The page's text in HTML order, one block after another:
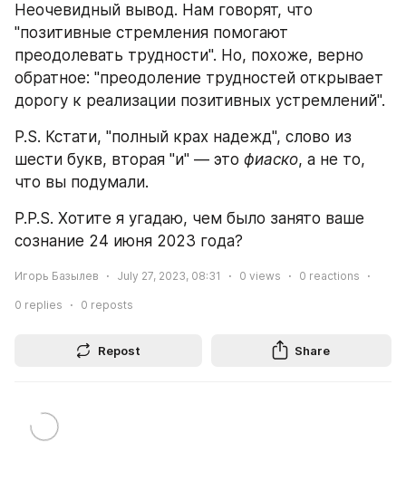
Неочевидный вывод. Нам говорят, что
"позитивные стремления помогают
преодолевать трудности". Но, похоже, верно
обратное: "преодоление трудностей открывает
дорогу к реализации позитивных устремлений".
P.S. Кстати, "полный крах надежд", слово из
шести букв, вторая "и" — это фиаско, а не то,
что вы подумали.
P.P.S. Хотите я угадаю, чем было занято ваше
сознание 24 июня 2023 года?
Игорь Базылев July 27, 2023, 08:31 0 views 0 reactions
0 replies 0 reposts
Repost Share